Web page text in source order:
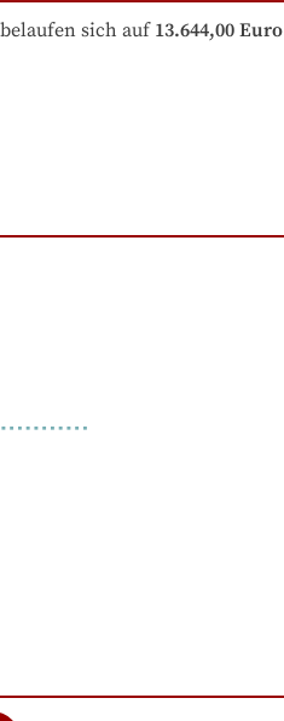
sich auf 13.644,00 Euro